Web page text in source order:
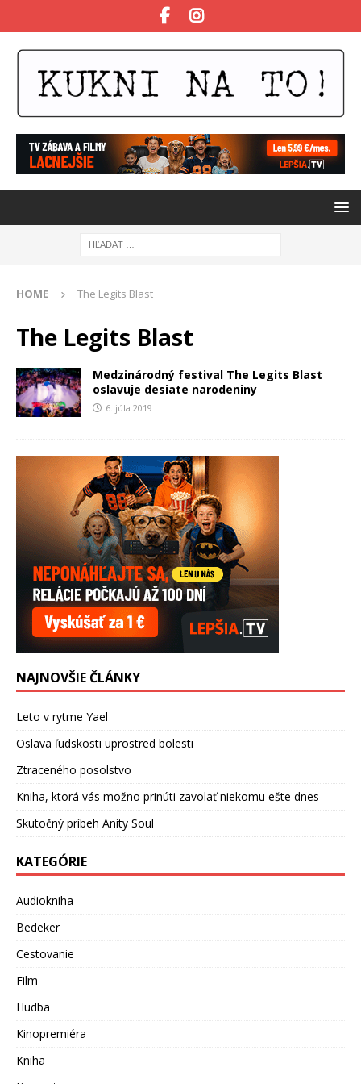
HOME The Legits Blast
The Legits Blast
Medzinárodný festival The Legits Blast
oslavuje desiate narodeniny
6. júla 2019
NAJNOVŠIE ČLÁNKY
Leto v rytme Yael
Oslava ľudskosti uprostred bolesti
Ztraceného posolstvo
Kniha, ktorá vás možno prinúti zavolať niekomu ešte dnes
Skutočný príbeh Anity Soul
KATEGÓRIE
Audiokniha
Bedeker
Cestovanie
Film
Hudba
Kinopremiéra
Kniha